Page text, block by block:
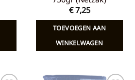
€7,25
TOEVOEGEN AAN
WINKELWAGEN